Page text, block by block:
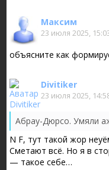
Максим
23 июля 2025,
объясните как
Divitiker
23 июля 2025,
Абрау-Дюрсо. Умяли
N F, тут такой жор
Сметают всё. Но я в
— такое себе…